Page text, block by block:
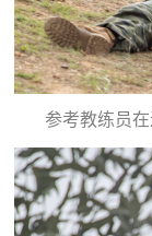
参考教练员在